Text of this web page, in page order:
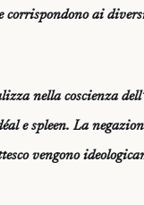
ai
nella coscienza
e spleen. La
vengono